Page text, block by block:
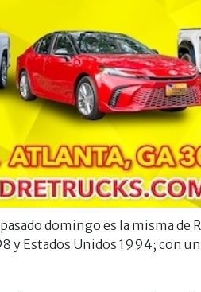
domingo es la misma de
y Estados Unidos 1994; con